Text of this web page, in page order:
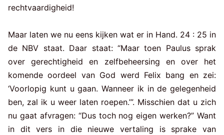
rechtvaardigheid!
Maar laten we nu eens kijken wat er in Hand. 24 : 25 in
de NBV staat. Daar staat: “Maar toen Paulus sprak
over gerechtigheid en zelfbeheersing en over het
komende oordeel van God werd Felix bang en zei:
‘Voorlopig kunt u gaan. Wanneer ik in de gelegenheid
ben, zal ik u weer laten roepen.’”. Misschien dat u zich
nu gaat afvragen: “Dus toch nog eigen werken?” Want
in dit vers in die nieuwe vertaling is sprake van